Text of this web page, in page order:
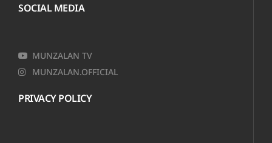
SOCIAL MEDIA
MUNZALAN TV
MUNZALAN.OFFICIAL
PRIVACY POLICY